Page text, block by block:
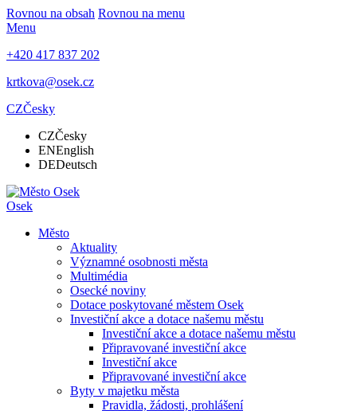
Rovnou na obsah Rovnou na menu
Menu
+420 417 837 202
krtkova@osek.cz
CZČesky
CZČesky
ENEnglish
DEDeutsch
Osek
Město
Aktuality
Významné osobnosti města
Multimédia
Osecké noviny
Dotace poskytované městem Osek
Investiční akce a dotace našemu městu
Investiční akce a dotace našemu městu
Připravované investiční akce
Investiční akce
Připravované investiční akce
Byty v majetku města
Pravidla, žádosti, prohlášení